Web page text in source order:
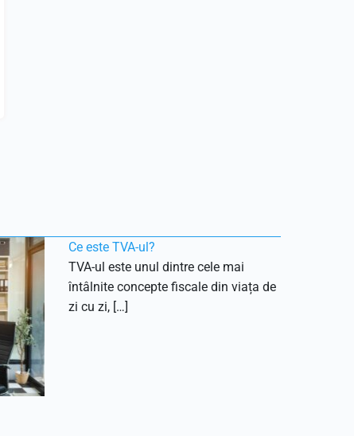
Ce este TVA-ul?
TVA-ul este unul dintre cele mai
întâlnite concepte fiscale din viața de
zi cu zi, […]